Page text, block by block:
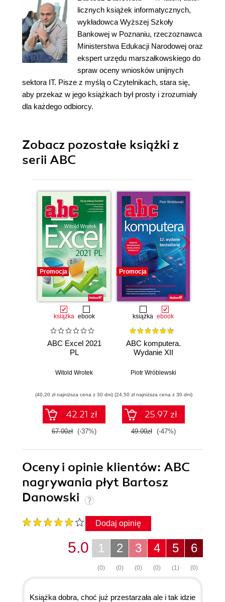
licznych książek informatycznych,
wykładowca Wyższej Szkoły
Bankowej w Poznaniu, rzeczoznawca
Ministerstwa Edukacji Narodowej oraz
ekspert urzędu marszałkowskiego do
spraw oceny wniosków unijnych
sektora IT. Pisze z myślą o Czytelnikach, stara się,
aby przekaz w jego książkach był prosty i zrozumiały
dla każdego odbiorcy.
Zobacz pozostałe książki z
serii ABC
Promocja
książka ebook
ABC Excel 2021
PL
Witold Wrotek
(40,20 zł najniższa cena z 30 dni)
42.21 zł
67.00zł (-37%)
Promocja
książka ebook
ABC komputera.
Wydanie XII
Piotr Wróblewski
(24,50 zł najniższa cena z 30 dni)
25.97 zł
49.00zł (-47%)
Oceny i opinie klientów: ABC
nagrywania płyt Bartosz
Danowski
Dodaj opinię
6
(0)
5
(1)
4
(0)
3
(0)
2
(0)
1
(0)
5.0
Książka dobra, choć już przestarzała ale i tak idzie